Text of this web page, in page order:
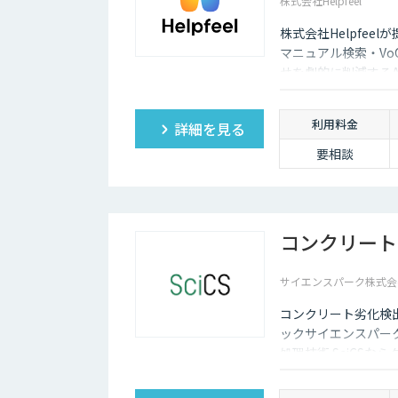
株式会社Helpfeelが
マニュアル検索・
せを劇的に削減す
詳細を見る 利用料金
要相談
コンクリー
サイエンスパーク株式
コンクリート劣化検
ックサイエンスパ
処理技術 SciCSな